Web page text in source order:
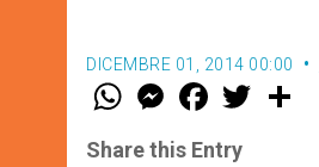
DICEMBRE 01, 2014 00:00
W
t
M
e
s
F
a
e
w
Share this Entry